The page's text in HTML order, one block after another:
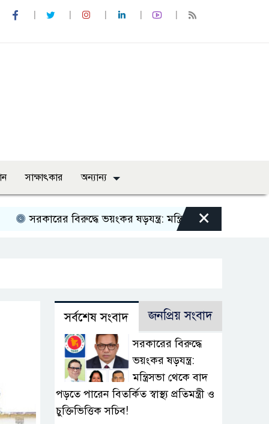
সাক্ষাৎকার অন্যান্য
সরকারের বিরুদ্ধে ভয়ংকর ষড়যন্ত্র: মন্ত্রিসভা থেকে বাদ পড়তে পারেন
×
সর্বশেষ সংবাদ জনপ্রিয় সংবাদ
সরকারের বিরুদ্ধে
ভয়ংকর ষড়যন্ত্র:
মন্ত্রিসভা থেকে বাদ
পড়তে পারেন বিতর্কিত স্বাস্থ্য প্রতিমন্ত্রী ও
চুক্তিভিত্তিক সচিব!